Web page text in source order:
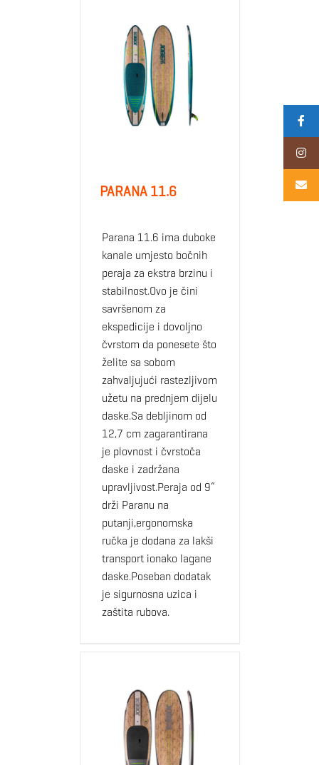
PARANA 11.6
Parana 11.6 ima duboke
kanale umjesto bočnih
peraja za ekstra brzinu i
stabilnost.Ovo je čini
savršenom za
ekspedicije i dovoljno
čvrstom da ponesete što
želite sa sobom
zahvaljujući rastezljivom
užetu na prednjem dijelu
daske.Sa debljinom od
12,7 cm zagarantirana
je plovnost i čvrstoča
daske i zadržana
upravljivost.Peraja od 9“
drži Paranu na
putanji,ergonomska
ručka je dodana za lakši
transport ionako lagane
daske.Poseban dodatak
je sigurnosna uzica i
zaštita rubova.